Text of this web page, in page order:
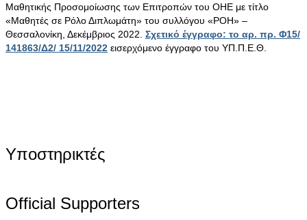
Μαθητικής Προσομοίωσης των Επιτροπών του ΟΗΕ με τίτλο
«Μαθητές σε Ρόλο Διπλωμάτη» του συλλόγου «ΡΟΗ» –
Θεσσαλονίκη, Δεκέμβριος 2022. Σχετικό έγγραφο: το αρ. πρ. Φ15/
141863/Δ2/ 15/11/2022 εισερχόμενο έγγραφο του ΥΠ.Π.Ε.Θ.
Υποστηρικτές
Official Supporters